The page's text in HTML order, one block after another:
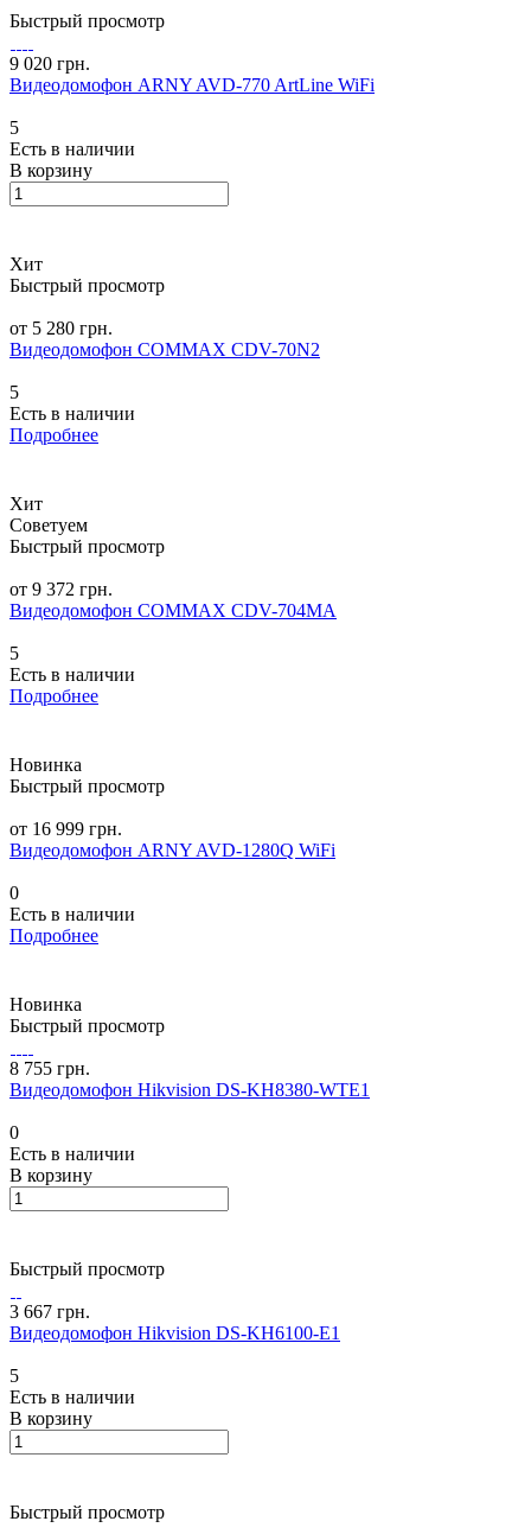
Быстрый просмотр
9 020 грн.
Видеодомофон ARNY AVD-770 ArtLine WiFi
5
Есть в наличии
В корзину
Хит
Быстрый просмотр
от 5 280 грн.
Видеодомофон COMMAX CDV-70N2
5
Есть в наличии
Подробнее
Хит
Советуем
Быстрый просмотр
от 9 372 грн.
Видеодомофон COMMAX CDV-704MA
5
Есть в наличии
Подробнее
Новинка
Быстрый просмотр
от 16 999 грн.
Видеодомофон ARNY AVD-1280Q WiFi
0
Есть в наличии
Подробнее
Новинка
Быстрый просмотр
8 755 грн.
Видеодомофон Hikvision DS-KH8380-WTE1
0
Есть в наличии
В корзину
Быстрый просмотр
3 667 грн.
Видеодомофон Hikvision DS-KH6100-E1
5
Есть в наличии
В корзину
Быстрый просмотр